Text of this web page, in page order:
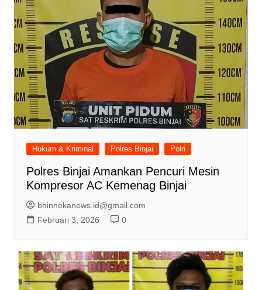
Hukum & Kriminal Polres Binjai Polri
Polres Binjai Amankan Pencuri Mesin
Kompresor AC Kemenag Binjai
bhinnekanews.id@gmail.com
Februari 3, 2026
0